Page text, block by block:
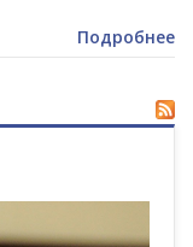
Подробнее